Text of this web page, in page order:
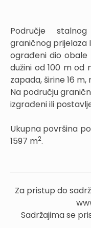
Područje
graničnog prijelaza
ograđeni dio
dužini od 100 m
zapada, širine 16 m,
Na području
izgrađeni ili
Ukupna površina
1597 m2.
Za pristup do
Sadržajima se